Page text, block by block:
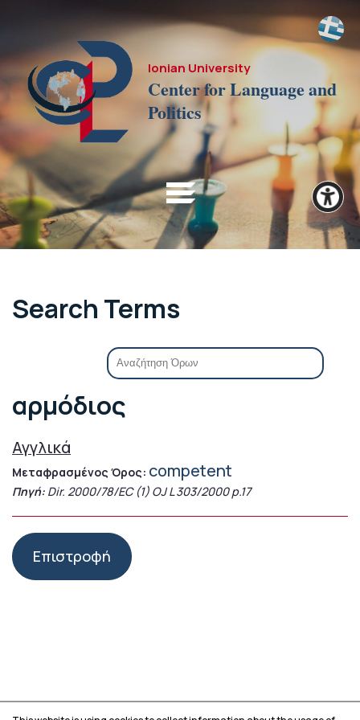
Ionian University
Center for Language and
Politics
Search Terms
αρμόδιος
Αγγλικά
Μεταφρασμένος Όρος: competent
Πηγή: Dir. 2000/78/EC (1) OJ L 303/2000 p.17
Επιστροφή